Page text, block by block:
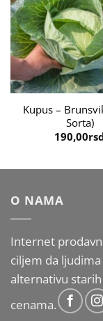
Kupus –
Sorta)
190,00
O NAMA
Internet
ciljem da
alternativu
cenama.